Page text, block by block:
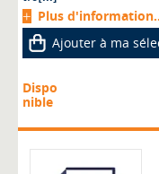
Plus
Ajouter à ma
Dispo
nible